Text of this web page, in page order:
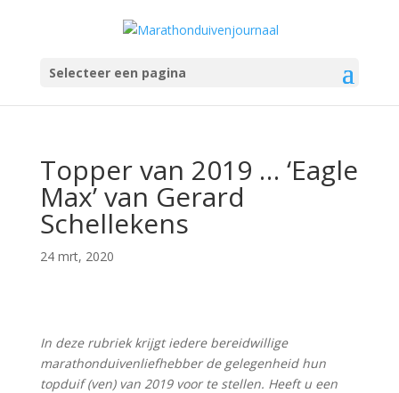
Selecteer een pagina
Topper van 2019 … ‘Eagle
Max’ van Gerard
Schellekens
24 mrt, 2020
In deze rubriek krijgt iedere bereidwillige
marathonduivenliefhebber de gelegenheid hun
topduif (ven) van 2019 voor te stellen. Heeft u een